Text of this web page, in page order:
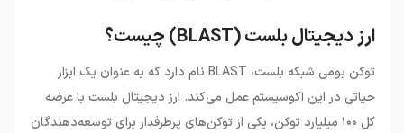
ارز دیجیتال بلست (BLAST) چیست؟
توکن بومی شبکه بلست، BLAST نام دارد که به عنوان یک ابزار
حیاتی در این اکوسیستم عمل می‌کند. ارز دیجیتال بلست با عرضه
کل ۱۰۰ میلیارد توکن، یکی از توکن‌های پرطرفدار برای توسعه‌دهندگان